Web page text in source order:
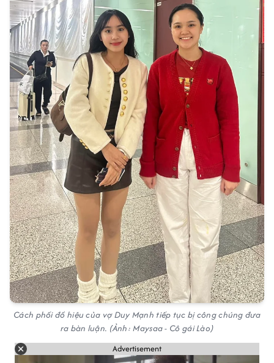
Cách phối đồ hiệu của vợ Duy Mạnh tiếp tục bị công chúng đưa
ra bàn luận. (Ảnh: Maysaa - Cô gái Lào)
Advertisement